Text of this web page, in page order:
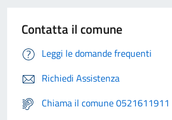
Contatta il comune
Leggi le domande frequenti
Richiedi Assistenza
Chiama il comune 0521611911